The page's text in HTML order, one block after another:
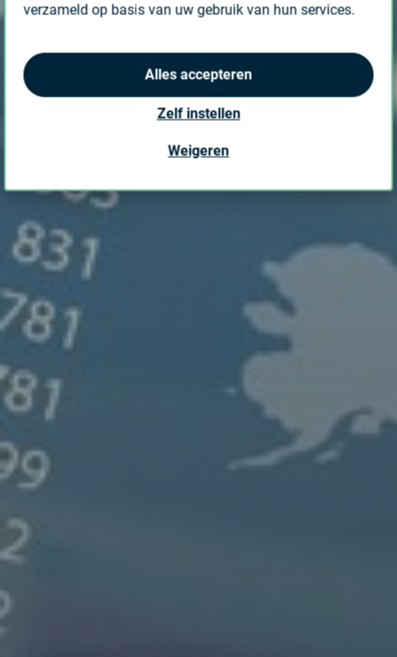
verzameld op basis van uw gebruik van hun services.
Alles accepteren
Zelf instellen
Weigeren